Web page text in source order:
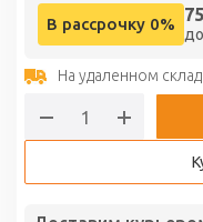
В рассрочку 0%
На удаленном